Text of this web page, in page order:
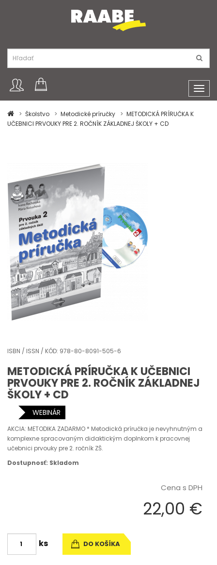
Školstvo
Metodické príručky
METODICKÁ PRÍRUČKA K
UČEBNICI PRVOUKY PRE 2. ROČNÍK ZÁKLADNEJ ŠKOLY + CD
ISBN / ISSN / KÓD: 978-80-8091-505-6
METODICKÁ PRÍRUČKA K UČEBNICI
PRVOUKY PRE 2. ROČNÍK ZÁKLADNEJ
ŠKOLY + CD
WEBINÁR
AKCIA: METODIKA ZADARMO * Metodická príručka je nevyhnutným a
komplexne spracovaným didaktickým doplnkom k pracovnej
učebnici prvouky pre 2. ročník ZŠ.
Dostupnosť: Skladom
Cena s DPH
22,00 €
ks DO KOŠÍKA